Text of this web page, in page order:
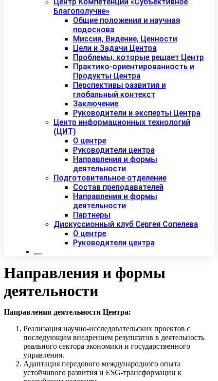
Благополучие»
Общие положения и научная
подоснова
Миссия, Видение, Ценности
Цели и Задачи Центра
Проблемы, которые решает Центр
Практико-ориентированность и
Продукты Центра
Перспективы развития и
глобальный контекст
Заключение
Руководители и эксперты Центра
Центр информационных технологий
(ЦИТ)
О центре
Руководители центра
Направления и формы
деятельности
Подготовительное отделение
Состав преподавателей
Направления и формы
деятельности
Партнеры
Дискуссионный клуб Сергея Сопелева
О центре
Руководители центра
Контакты
Направления и формы
деятельности
Направления деятельности Центра:
Реализация научно-исследовательских проектов с
последующим внедрением результатов в деятельность
реального сектора экономики и государственного
управления.
Адаптация передового международного опыта
устойчивого развития и ESG-трансформации к